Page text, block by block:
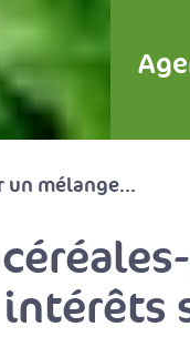
un mélange...